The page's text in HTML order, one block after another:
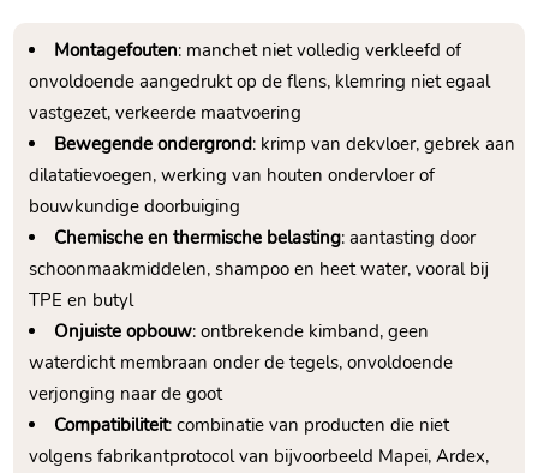
Montagefouten: manchet niet volledig verkleefd of
onvoldoende aangedrukt op de flens, klemring niet egaal
vastgezet, verkeerde maatvoering
Bewegende ondergrond: krimp van dekvloer, gebrek aan
dilatatievoegen, werking van houten ondervloer of
bouwkundige doorbuiging
Chemische en thermische belasting: aantasting door
schoonmaakmiddelen, shampoo en heet water, vooral bij
TPE en butyl
Onjuiste opbouw: ontbrekende kimband, geen
waterdicht membraan onder de tegels, onvoldoende
verjonging naar de goot
Compatibiliteit: combinatie van producten die niet
volgens fabrikantprotocol van bijvoorbeeld Mapei, Ardex,